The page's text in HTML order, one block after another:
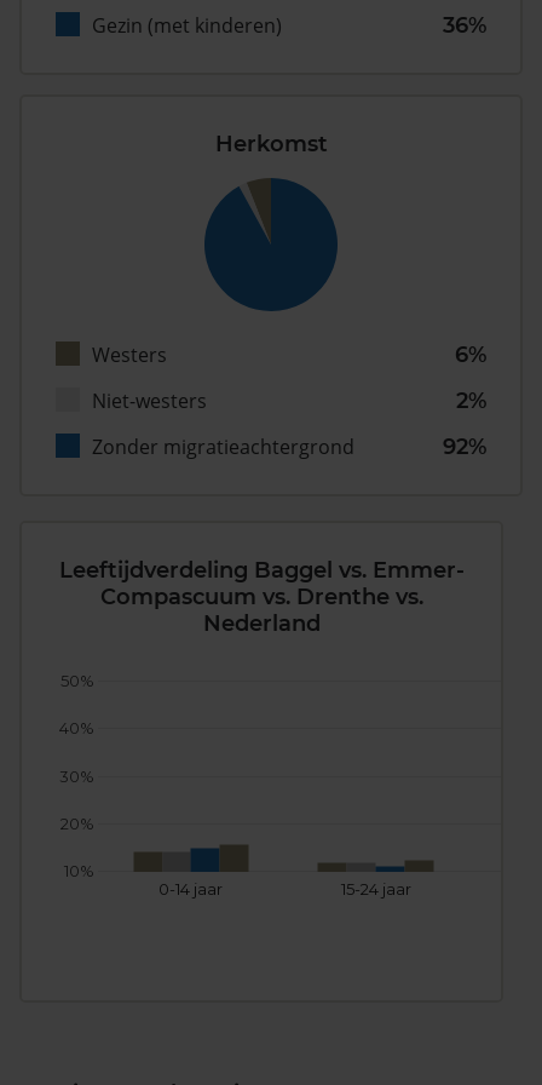
Gezin (met kinderen)
36%
Herkomst
Westers
6%
Niet-westers
2%
Zonder migratieachtergrond
92%
Leeftijdverdeling Baggel vs. Emmer-
Compascuum vs. Drenthe vs.
Nederland
0-14 jaar 15-24 jaar
10%
20%
30%
40%
50%